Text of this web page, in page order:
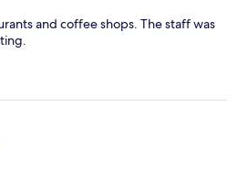
and coffee shops. The staff was